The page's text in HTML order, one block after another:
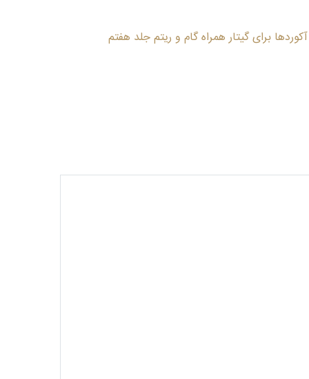
برای گیتار همراه گام و ریتم جلد هفتم